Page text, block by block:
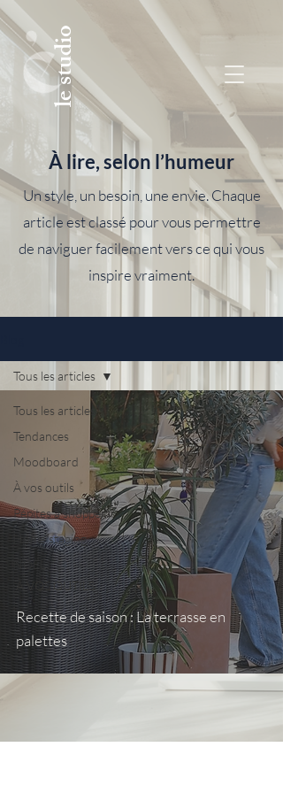
le studio
À lire, selon l’humeur
Un style, un besoin, une envie. Chaque
article est classé pour vous permettre
de naviguer facilement vers ce qui vous
inspire vraiment.
Tous les articles
Tendances
Moodboard
À vos outils
Pépites à shopper
Home staging
NOËL
Tous les articles
Recette de saison : La terrasse en
palettes
À VOS OUTILS